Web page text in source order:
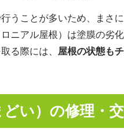
うことが多いため、まさ
ニアル屋根）は塗膜の劣
る際には、 屋根の状態も
い）の修理・